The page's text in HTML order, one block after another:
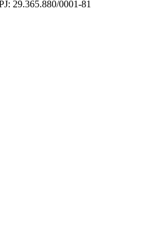
29.365.880/0001-81